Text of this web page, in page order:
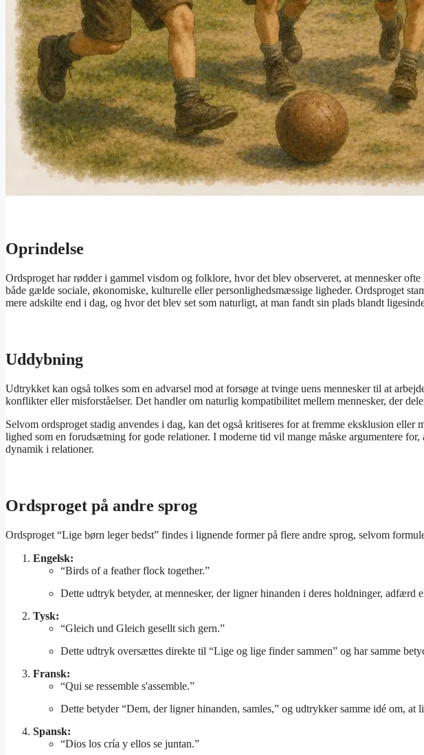
Oprindelse
Ordsproget har rødder i gammel visdom og folklore, hvor det blev observeret, at mennesker
både gælde sociale, økonomiske, kulturelle eller personlighedsmæssige ligheder. Ordsproget
mere adskilte end i dag, og hvor det blev set som naturligt, at man fandt sin plads blandt
Uddybning
Udtrykket kan også tolkes som en advarsel mod at forsøge at tvinge uens mennesker til at
konflikter eller misforståelser. Det handler om naturlig kompatibilitet mellem mennesker, der
Selvom ordsproget stadig anvendes i dag, kan det også kritiseres for at fremme eksklusion
lighed som en forudsætning for gode relationer. I moderne tid vil mange måske argumentere
dynamik i relationer.
Ordsproget på andre sprog
Ordsproget “Lige børn leger bedst” findes i lignende former på flere andre sprog, selvom
Engelsk:
“Birds of a feather flock together.”
Dette udtryk betyder, at mennesker, der ligner hinanden i deres holdninger, adfærd
Tysk:
“Gleich und Gleich gesellt sich gern.”
Dette udtryk oversættes direkte til “Lige og lige finder sammen” og har samme
Fransk:
“Qui se ressemble s'assemble.”
Dette betyder “Dem, der ligner hinanden, samles,” og udtrykker samme idé om, at
Spansk:
“Dios los cría y ellos se juntan.”